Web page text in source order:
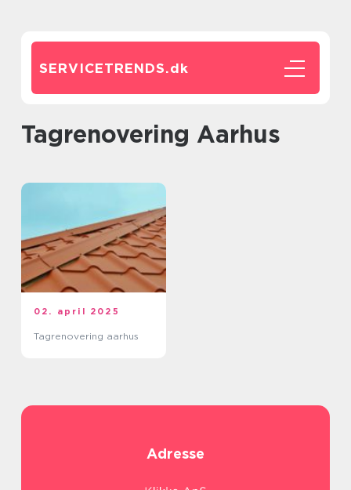
SERVICETRENDS.dk
Tagrenovering Aarhus
02. april 2025
Tagrenovering aarhus
Adresse